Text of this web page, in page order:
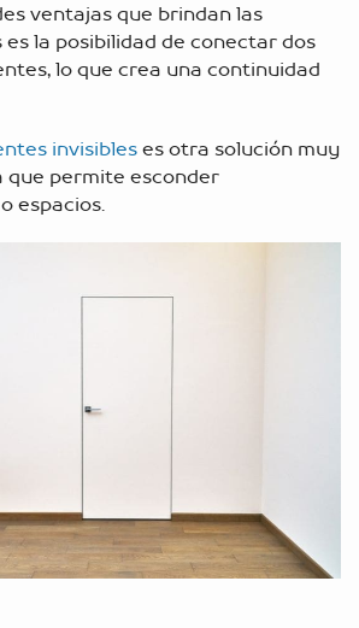
ventajas que brindan las
la posibilidad de conectar dos
lo que crea una continuidad
invisibleses otra solución muy
permite esconder
espacios.